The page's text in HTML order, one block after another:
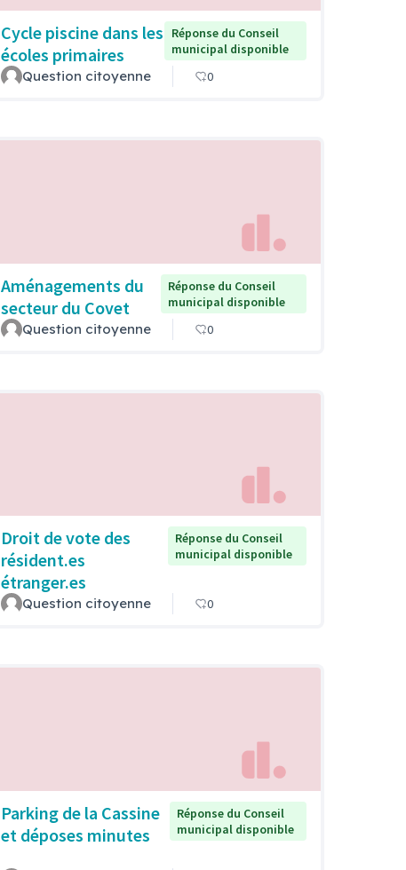
Cycle piscine dans les
écoles primaires
Réponse du Conseil
municipal disponible
Question citoyenne 0
Aménagements du
secteur du Covet
Réponse du Conseil
municipal disponible
Question citoyenne 0
Droit de vote des
résident.es
étranger.es
Réponse du Conseil
municipal disponible
Question citoyenne 0
Parking de la Cassine
et déposes minutes
Réponse du Conseil
municipal disponible